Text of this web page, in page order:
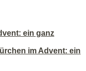
ein ganz
im Advent: ein